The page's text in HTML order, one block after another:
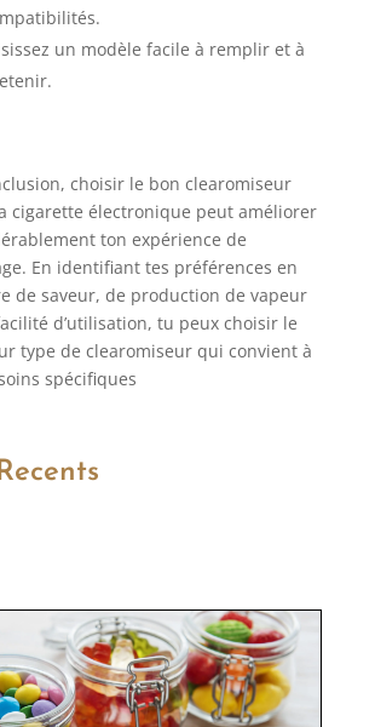
un modèle facile à remplir et à
choisir le bon clearomiseur
cigarette électronique peut améliorer
ton expérience de
En identifiant tes préférences en
de saveur, de production de vapeur
d’utilisation, tu peux choisir le
type de clearomiseur qui convient à
spécifiques